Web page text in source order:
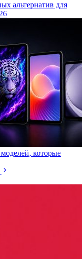
альтернатив для
которые